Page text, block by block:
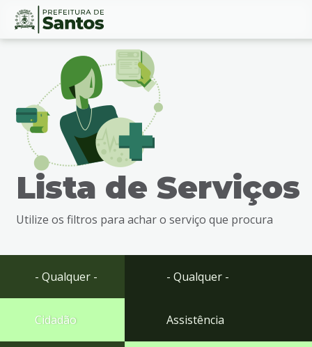
Ir
busca
Ir
rodapé
Conteúdo
Lista de Serviços
Utilize os filtros para achar o serviço que procura
- Qualquer -
Cidadão
- Qualquer -
Assistência